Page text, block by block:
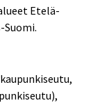
Etelä-
Suomi.